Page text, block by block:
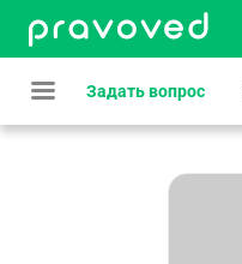
Задать вопрос